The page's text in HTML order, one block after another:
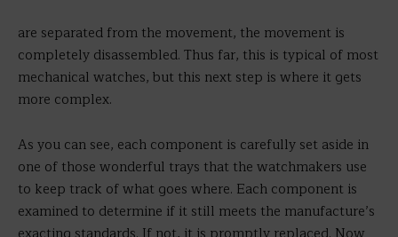
are separated from the movement, the movement is
completely disassembled. Thus far, this is typical of most
mechanical watches, but this next step is where it gets
more complex.
As you can see, each component is carefully set aside in
one of those wonderful trays that the watchmakers use
to keep track of what goes where. Each component is
examined to determine if it still meets the manufacture’s